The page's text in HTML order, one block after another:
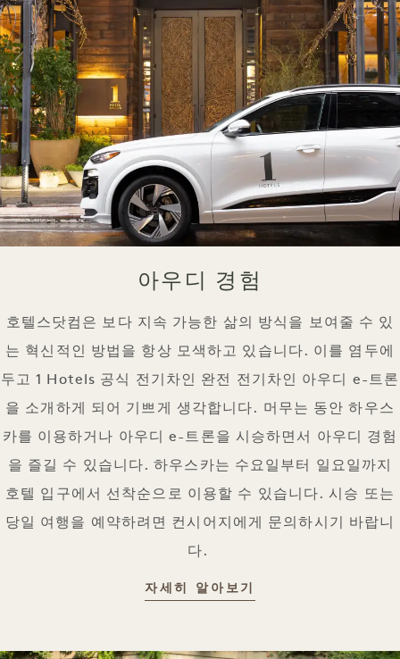
아우디 경험
호텔스닷컴은 보다 지속 가능한 삶의 방식을 보여줄 수 있
는 혁신적인 방법을 항상 모색하고 있습니다. 이를 염두에
두고 1 Hotels 공식 전기차인 완전 전기차인 아우디 e-트론
을 소개하게 되어 기쁘게 생각합니다. 머무는 동안 하우스
카를 이용하거나 아우디 e-트론을 시승하면서 아우디 경험
을 즐길 수 있습니다. 하우스카는 수요일부터 일요일까지
호텔 입구에서 선착순으로 이용할 수 있습니다. 시승 또는
당일 여행을 예약하려면 컨시어지에게 문의하시기 바랍니
다.
자세히 알아보기